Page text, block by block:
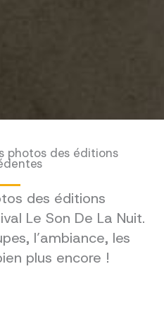
photos des éditions
des éditions
Le Son De La Nuit.
l’ambiance, les
plus encore !